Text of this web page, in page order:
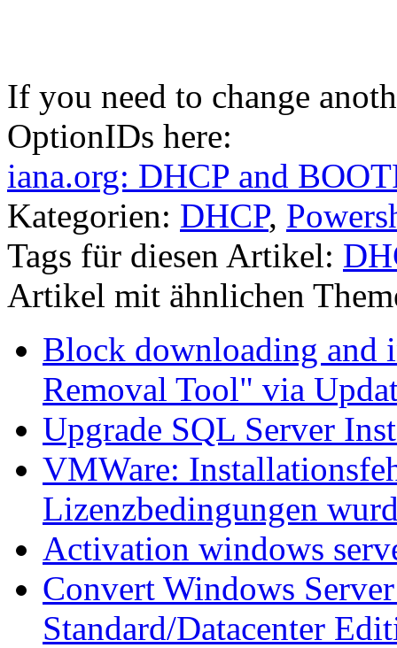
If you need to change
OptionIDs here:
iana.org: DHCP and
Kategorien: DHCP,
Tags für diesen Artikel:
Artikel mit ähnlichen
Block downloading and
Removal Tool" via
Upgrade SQL Server
VMWare:
Lizenzbedingungen
Activation windows
Convert Windows
Standard/Datacenter